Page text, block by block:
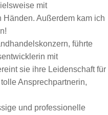
mit
Außerdem kam ich
führte
mit
sie ihre Leidenschaft für
Ansprechpartnerin,
und professionelle